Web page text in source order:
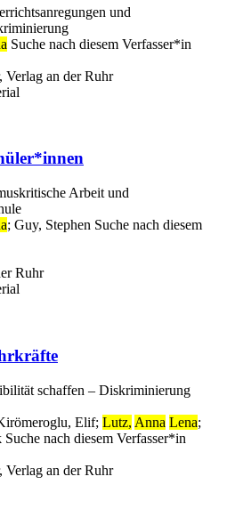
und
Suche nach diesem Verfasser*in
Verlag an der Ruhr
Arbeit und
; Guy, Stephen Suche nach diesem
Ruhr
schaffen – Diskriminierung
Elif; Lutz, Anna Lena;
Suche nach diesem Verfasser*in
Verlag an der Ruhr